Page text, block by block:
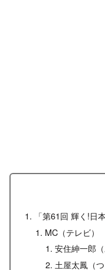
「第61回 輝く!日
MC（テレビ）
安住紳一郎
土屋太鳳（つ